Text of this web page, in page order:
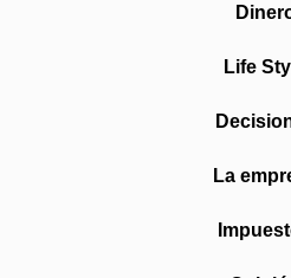
Life
La